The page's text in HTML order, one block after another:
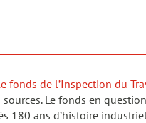
fonds de l’Inspection du
Le fonds en
180 ans d’histoire